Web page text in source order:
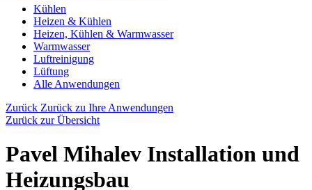
Kühlen
Heizen & Kühlen
Heizen, Kühlen & Warmwasser
Warmwasser
Luftreinigung
Lüftung
Alle Anwendungen
Zurück Zurück zu Ihre Anwendungen
Zurück zur Übersicht
Pavel Mihalev Installation und
Heizungsbau